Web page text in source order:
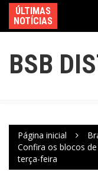
ÚLTIMAS
NOTÍCIAS
BSB
Página inicial
Confira os blocos
terça-feira